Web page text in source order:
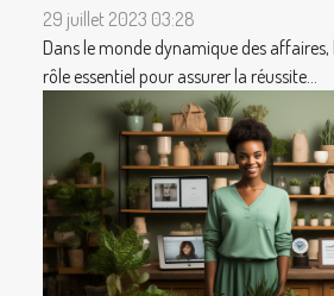
29 juillet 2023 03:28
Dans le monde dynamique des
rôle essentiel pour assurer la réussite...